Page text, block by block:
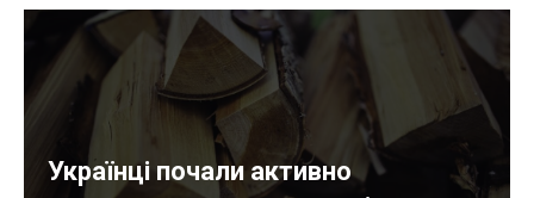
Українці почали активно